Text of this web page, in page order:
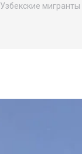
Узбекские мигранты